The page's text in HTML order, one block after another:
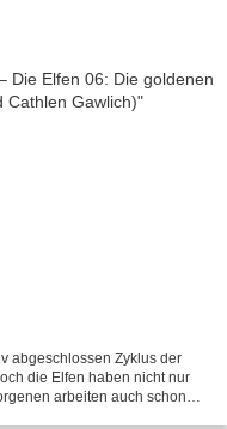
abgeschlossen Zyklus der
die Elfen haben nicht nur
arbeiten auch schon